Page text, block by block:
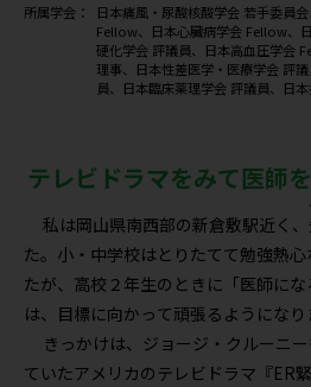
所属学会：
日本痛風・尿酸核酸学会 若手委員
Fellow、日本心臓病学会 Fellow、
硬化学会 評議員、日本高血圧学会
理事、日本性差医学・医療学会 評
員、日本臨床薬理学会 評議員、日
テレビドラマをみて医師
私は岡山県南西部の新倉敷駅近く、
た。小・中学校はとりたてて勉強熱
たが、高校２年生のときに「医師に
は、目標に向かって頑張るようになり
きっかけは、ジョージ・クルーニ
ていたアメリカのテレビドラマ『ER